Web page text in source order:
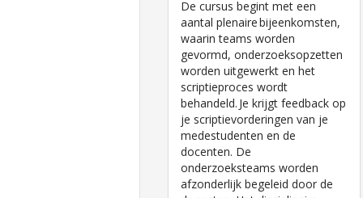
De cursus begint met een
aantal plenaire bijeenkomsten,
waarin teams worden
gevormd, onderzoeksopzetten
worden uitgewerkt en het
scriptieproces wordt
behandeld. Je krijgt feedback op
je scriptievorderingen van je
medestudenten en de
docenten. De
onderzoeksteams worden
afzonderlijk begeleid door de